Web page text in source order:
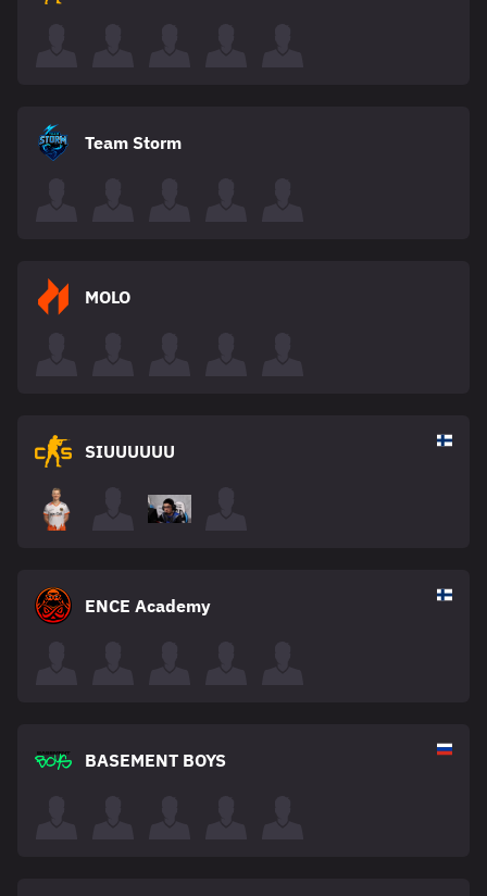
Team Storm
MOLO
SIUUUUUU
ENCE Academy
BASEMENT BOYS